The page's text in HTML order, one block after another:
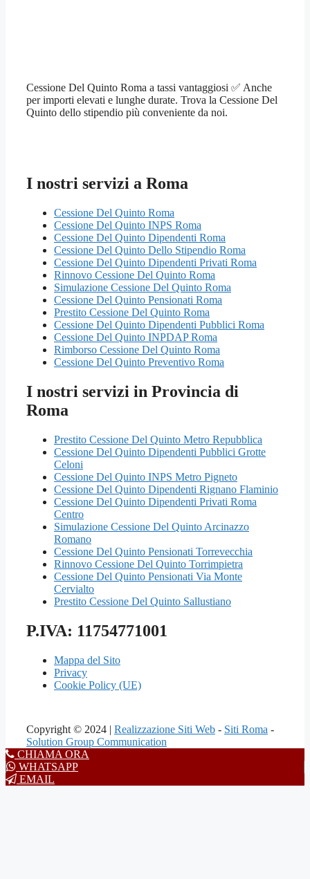
Cessione Del Quinto Roma a tassi vantaggiosi ✅ Anche
per importi elevati e lunghe durate. Trova la Cessione Del
Quinto dello stipendio più conveniente da noi.
I nostri servizi a Roma
Cessione Del Quinto Roma
Cessione Del Quinto INPS Roma
Cessione Del Quinto Dipendenti Roma
Cessione Del Quinto Dello Stipendio Roma
Cessione Del Quinto Dipendenti Privati Roma
Rinnovo Cessione Del Quinto Roma
Simulazione Cessione Del Quinto Roma
Cessione Del Quinto Pensionati Roma
Prestito Cessione Del Quinto Roma
Cessione Del Quinto Dipendenti Pubblici Roma
Cessione Del Quinto INPDAP Roma
Rimborso Cessione Del Quinto Roma
Cessione Del Quinto Preventivo Roma
I nostri servizi in Provincia di
Roma
Prestito Cessione Del Quinto Metro Repubblica
Cessione Del Quinto Dipendenti Pubblici Grotte
Celoni
Cessione Del Quinto INPS Metro Pigneto
Cessione Del Quinto Dipendenti Rignano Flaminio
Cessione Del Quinto Dipendenti Privati Roma
Centro
Simulazione Cessione Del Quinto Arcinazzo
Romano
Cessione Del Quinto Pensionati Torrevecchia
Rinnovo Cessione Del Quinto Torrimpietra
Cessione Del Quinto Pensionati Via Monte
Cervialto
Prestito Cessione Del Quinto Sallustiano
P.IVA: 11754771001
Mappa del Sito
Privacy
Cookie Policy (UE)
Copyright © 2024 | Realizzazione Siti Web - Siti Roma -
Solution Group Communication
CHIAMA ORA
WHATSAPP
EMAIL